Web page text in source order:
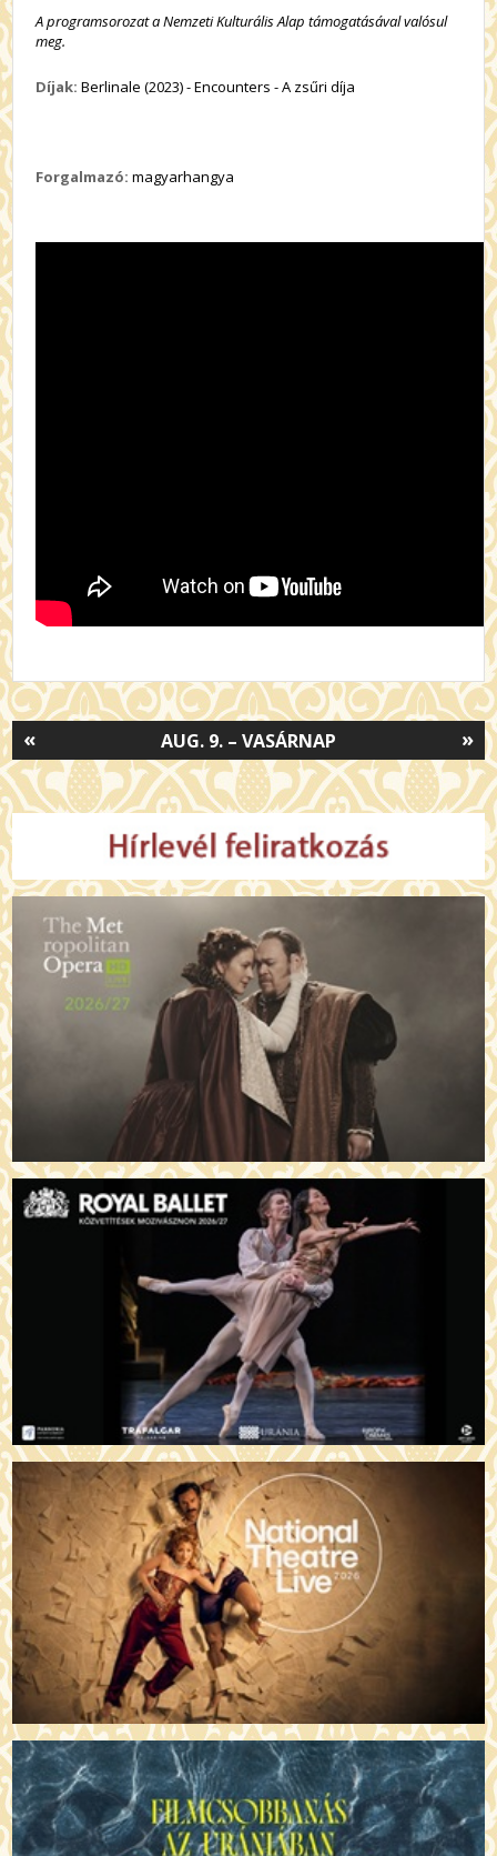
A programsorozat a Nemzeti Kulturális Alap támogatásával valósul
meg.
Díjak: Berlinale (2023) - Encounters - A zsűri díja
Forgalmazó: magyarhangya
»
AUG. 9. – VASÁRNAP
«